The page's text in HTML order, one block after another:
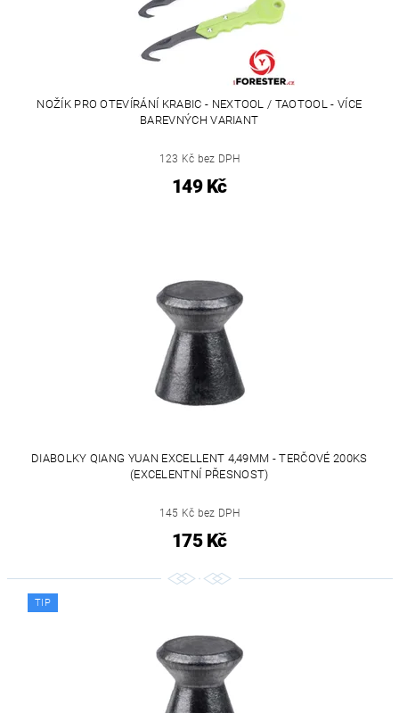
NOŽÍK PRO OTEVÍRÁNÍ KRABIC - NEXTOOL / TAOTOOL - VÍCE
BAREVNÝCH VARIANT
123 Kč bez DPH
149 Kč
DIABOLKY QIANG YUAN EXCELLENT 4,49MM - TERČOVÉ 200KS
(EXCELENTNÍ PŘESNOST)
145 Kč bez DPH
175 Kč
TIP